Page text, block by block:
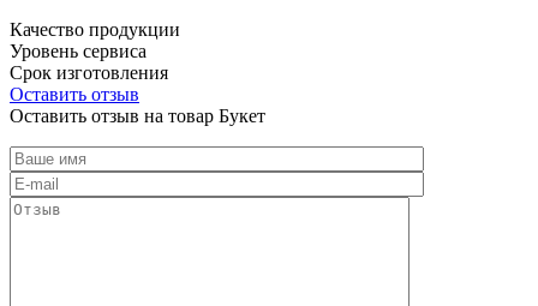
Качество продукции
Уровень сервиса
Срок изготовления
Оставить отзыв
Оставить отзыв на товар Букет